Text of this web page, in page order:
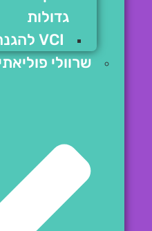
גדולות
VCI להגנה מקורוזיה
שרוולי